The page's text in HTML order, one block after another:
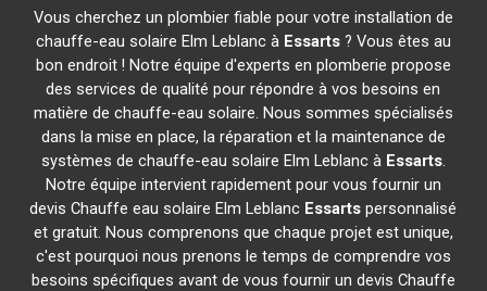
Vous cherchez un plombier fiable pour votre installation de
chauffe-eau solaire Elm Leblanc à Essarts? Vous êtes au
bon endroit ! Notre équipe d'experts en plomberie propose
des services de qualité pour répondre à vos besoins en
matière de chauffe-eau solaire. Nous sommes spécialisés
dans la mise en place, la réparation et la maintenance de
systèmes de chauffe-eau solaire Elm Leblanc à Essarts.
Notre équipe intervient rapidement pour vous fournir un
devis Chauffe eau solaire Elm Leblanc Essarts personnalisé
et gratuit. Nous comprenons que chaque projet est unique,
c'est pourquoi nous prenons le temps de comprendre vos
besoins spécifiques avant de vous fournir un devis Chauffe